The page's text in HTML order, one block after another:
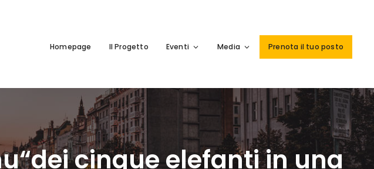
Homepage Il Progetto Eventi Media Prenota il tuo posto
cinque elefanti in una